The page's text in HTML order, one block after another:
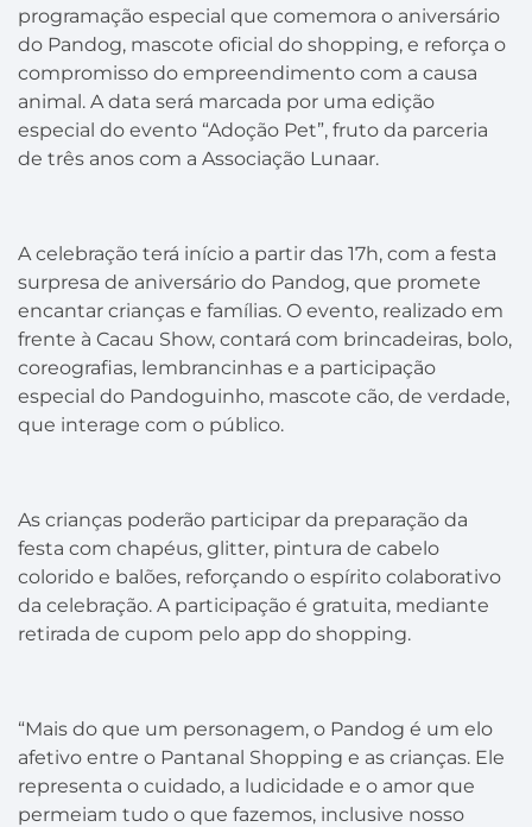
programação especial que comemora o aniversário
do Pandog, mascote oficial do shopping, e reforça o
compromisso do empreendimento com a causa
animal. A data será marcada por uma edição
especial do evento “Adoção Pet”, fruto da parceria
de três anos com a Associação Lunaar.
A celebração terá início a partir das 17h, com a festa
surpresa de aniversário do Pandog, que promete
encantar crianças e famílias. O evento, realizado em
frente à Cacau Show, contará com brincadeiras, bolo,
coreografias, lembrancinhas e a participação
especial do Pandoguinho, mascote cão, de verdade,
que interage com o público.
As crianças poderão participar da preparação da
festa com chapéus, glitter, pintura de cabelo
colorido e balões, reforçando o espírito colaborativo
da celebração. A participação é gratuita, mediante
retirada de cupom pelo app do shopping.
“Mais do que um personagem, o Pandog é um elo
afetivo entre o Pantanal Shopping e as crianças. Ele
representa o cuidado, a ludicidade e o amor que
permeiam tudo o que fazemos, inclusive nosso